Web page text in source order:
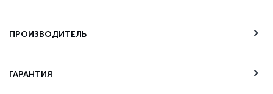
ПРОИЗВОДИТЕЛЬ
ГАРАНТИЯ